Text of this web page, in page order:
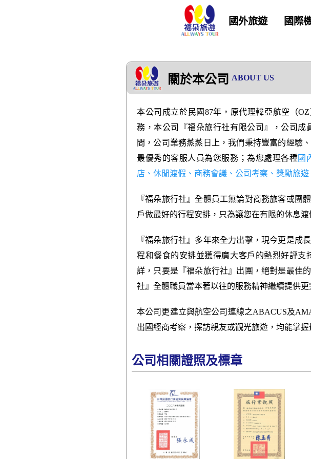
國外旅遊 國際
關於本公司 ABOUT US
本公司成立於民國87年，原代理韓亞航空（
務，本公司『福朵旅行社有限公司』，公司
間，公司業務蒸蒸日上，我們秉持豐富的經驗
最優秀的客服人員為您服務；為您處理各種國
店、休閒渡假、商務會議、公司考察、獎勵旅
『福朵旅行社』全體員工無論對商務旅客或團
戶做最好的行程安排，只為讓您在有限的休息
『福朵旅行社』多年來全力出擊，現今更是成
程和餐食的安排並獲得廣大客戶的熱烈好評
詳，只要是『福朵旅行社』出團，絕對是最佳
社』全體職員當本著以往的服務精神繼續提供
本公司更建立與航空公司連線之ABACUS及
出國經商考察，探訪親友或觀光旅遊，均能掌
公司相關證照及標章